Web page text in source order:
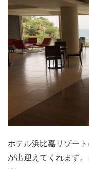
ホテル浜比嘉リゾー
が出迎えてくれます